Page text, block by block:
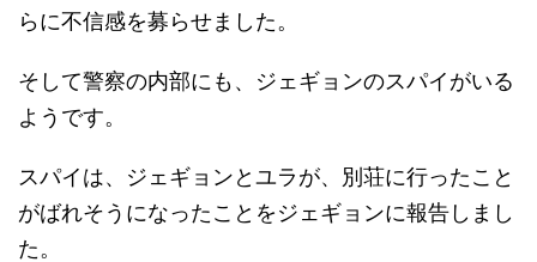
らに不信感を募らせました。
そして警察の内部にも、ジェギョンのスパイがいる
ようです。
スパイは、ジェギョンとユラが、別荘に行ったこと
がばれそうになったことをジェギョンに報告しまし
た。